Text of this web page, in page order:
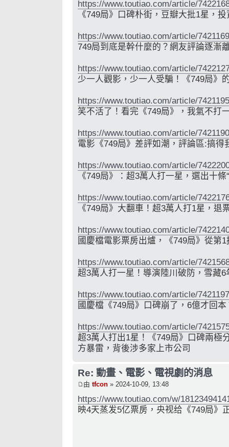
https://www.toutiao.com/article/
《749局》口碑朴街，豆瓣大批1星，
https://www.toutiao.com/article/
749局到底是幹什麼的？網友評論逐漸
https://www.toutiao.com/article/
少一人觀影，少一人受騙！《749局》
https://www.toutiao.com/article/
笑不活了！看完《749局》，我氣不打
https://www.toutiao.com/article/
電影《749局》差評如潮，評論區:搞得
https://www.toutiao.com/article/
《749局》：超3萬人打一星，選出十
https://www.toutiao.com/article/
《749局》大翻車！超3萬人打1星，退
https://www.toutiao.com/article/
國慶檔電影票房出爐，《749局》從第
https://www.toutiao.com/article/
超3萬人打一星！導演陸川破防，雪藏
https://www.toutiao.com/article/
國慶檔《749局》口碑崩了，6億才回
https://www.toutiao.com/article/
超3萬人打出1星！《749局》口碑兩極
方暴雷，背後涉多家上市公司
Re: 動畫、電影、電視劇的消息
由 tfcon » 2024-10-09, 13:48
https://www.toutiao.com/w/
映4天蒸发5亿票房，央视给《749局》